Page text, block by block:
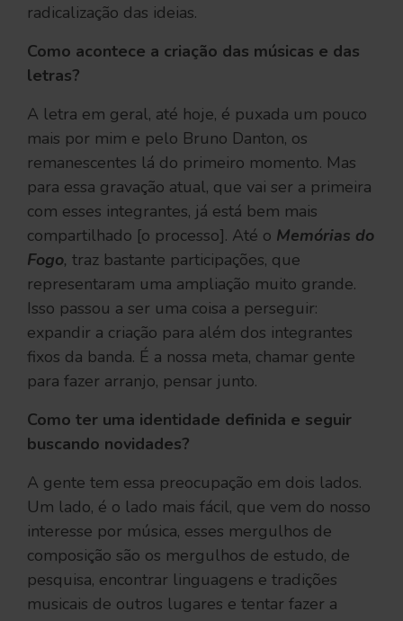
radicalização das ideias.
Como acontece a criação das músicas e das
letras?
A letra em geral, até hoje, é puxada um pouco
mais por mim e pelo Bruno Danton, os
remanescentes lá do primeiro momento. Mas
para essa gravação atual, que vai ser a primeira
com esses integrantes, já está bem mais
compartilhado [o processo]. Até o Memórias do
Fogo, traz bastante participações, que
representaram uma ampliação muito grande.
Isso passou a ser uma coisa a perseguir:
expandir a criação para além dos integrantes
fixos da banda. É a nossa meta, chamar gente
para fazer arranjo, pensar junto.
Como ter uma identidade definida e seguir
buscando novidades?
A gente tem essa preocupação em dois lados.
Um lado, é o lado mais fácil, que vem do nosso
interesse por música, esses mergulhos de
composição são os mergulhos de estudo, de
pesquisa, encontrar linguagens e tradições
musicais de outros lugares e tentar fazer a